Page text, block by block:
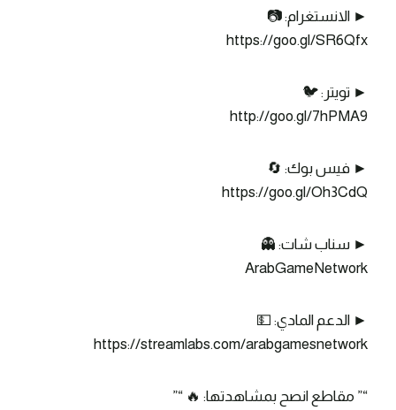
► الانستغرام: 📷
https://goo.gl/SR6Qfx
► تويتر: 🐦
http://goo.gl/7hPMA9
► فيس بوك: 🔄
https://goo.gl/Oh3CdQ
► سناب شات: 👻
ArabGameNetwork
► الدعم المادي: 💵
https://streamlabs.com/arabgamesnetwork
“” مقاطع انصح بمشاهدتها: 🔥 “”